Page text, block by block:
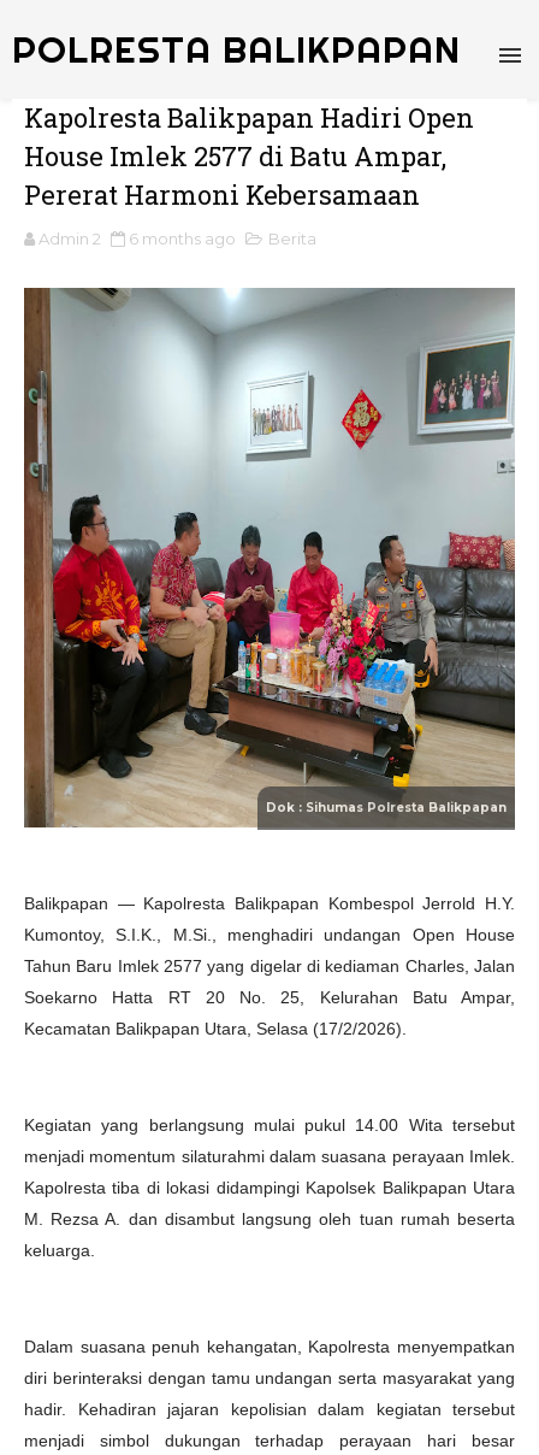
POLRESTA BALIKPAPAN
Kapolresta Balikpapan Hadiri Open
House Imlek 2577 di Batu Ampar,
Pererat Harmoni Kebersamaan
Admin 2 6 months ago Berita
Balikpapan — Kapolresta Balikpapan Kombespol Jerrold H.Y.
Kumontoy, S.I.K., M.Si., menghadiri undangan Open House
Tahun Baru Imlek 2577 yang digelar di kediaman Charles, Jalan
Soekarno Hatta RT 20 No. 25, Kelurahan Batu Ampar,
Kecamatan Balikpapan Utara, Selasa (17/2/2026).
Kegiatan yang berlangsung mulai pukul 14.00 Wita tersebut
menjadi momentum silaturahmi dalam suasana perayaan Imlek.
Kapolresta tiba di lokasi didampingi Kapolsek Balikpapan Utara
M. Rezsa A. dan disambut langsung oleh tuan rumah beserta
keluarga.
Dalam suasana penuh kehangatan, Kapolresta menyempatkan
diri berinteraksi dengan tamu undangan serta masyarakat yang
hadir. Kehadiran jajaran kepolisian dalam kegiatan tersebut
menjadi simbol dukungan terhadap perayaan hari besar